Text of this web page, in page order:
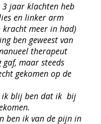
3 jaar klachten heb
en linker arm
meer in had)
ben geweest van
therapeut
maar steeds
gekomen op de
ik blij ben dat ik bij
ben ik van de pijn in